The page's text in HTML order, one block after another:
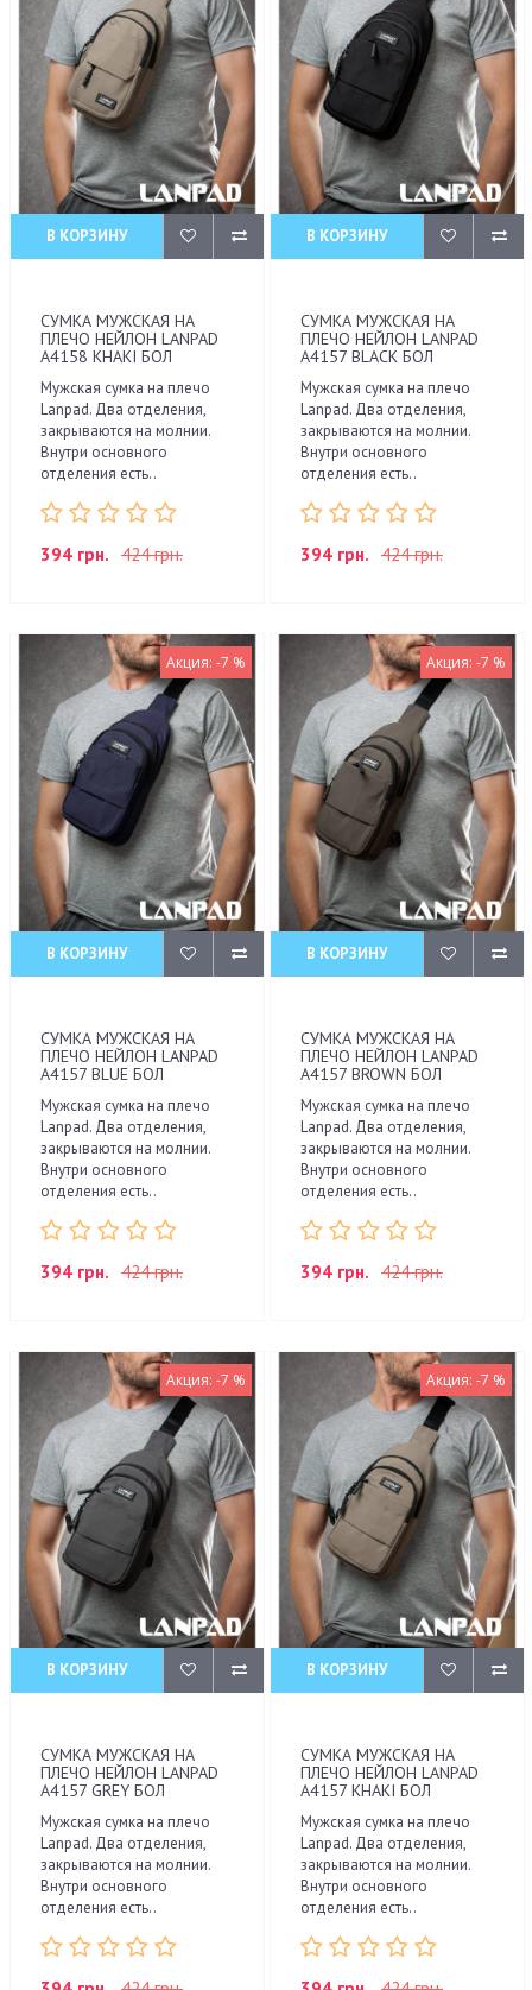
В КОРЗИНУ
СУМКА МУЖСКАЯ НА
ПЛЕЧО НЕЙЛОН LANPAD
A4158 KHAKI БОЛ
Мужская сумка на плечо
Lanpad. Два отделения,
закрываются на молнии.
Внутри основного
отделения есть..
394 грн. 424 грн.
В КОРЗИНУ
СУМКА МУЖСКАЯ НА
ПЛЕЧО НЕЙЛОН LANPAD
A4157 BLACK БОЛ
Мужская сумка на плечо
Lanpad. Два отделения,
закрываются на молнии.
Внутри основного
отделения есть..
394 грн. 424 грн.
Акция: -7 %
В КОРЗИНУ
СУМКА МУЖСКАЯ НА
ПЛЕЧО НЕЙЛОН LANPAD
A4157 BLUE БОЛ
Мужская сумка на плечо
Lanpad. Два отделения,
закрываются на молнии.
Внутри основного
отделения есть..
394 грн. 424 грн.
Акция: -7 %
В КОРЗИНУ
СУМКА МУЖСКАЯ НА
ПЛЕЧО НЕЙЛОН LANPAD
A4157 BROWN БОЛ
Мужская сумка на плечо
Lanpad. Два отделения,
закрываются на молнии.
Внутри основного
отделения есть..
394 грн. 424 грн.
Акция: -7 %
В КОРЗИНУ
СУМКА МУЖСКАЯ НА
ПЛЕЧО НЕЙЛОН LANPAD
A4157 GREY БОЛ
Мужская сумка на плечо
Lanpad. Два отделения,
закрываются на молнии.
Внутри основного
отделения есть..
Акция: -7 %
В КОРЗИНУ
СУМКА МУЖСКАЯ НА
ПЛЕЧО НЕЙЛОН LANPAD
A4157 KHAKI БОЛ
Мужская сумка на плечо
Lanpad. Два отделения,
закрываются на молнии.
Внутри основного
отделения есть..